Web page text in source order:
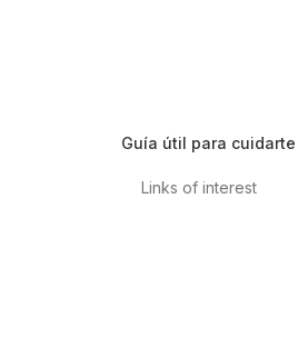
Guía útil para
Links of interest